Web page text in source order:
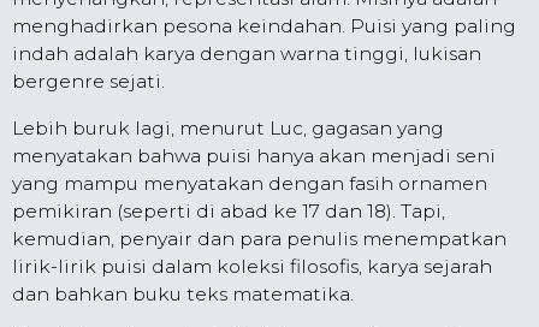
menghadirkan pesona keindahan. Puisi yang paling
indah adalah karya dengan warna tinggi, lukisan
bergenre sejati.
Lebih buruk lagi, menurut Luc, gagasan yang
menyatakan bahwa puisi hanya akan menjadi seni
yang mampu menyatakan dengan fasih ornamen
pemikiran (seperti di abad ke 17 dan 18). Tapi,
kemudian, penyair dan para penulis menempatkan
lirik-lirik puisi dalam koleksi filosofis, karya sejarah
dan bahkan buku teks matematika.